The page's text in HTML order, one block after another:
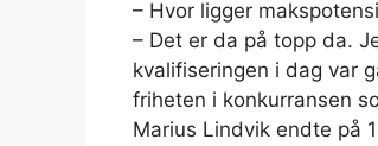
– Hvor ligger
– Det er da på topp da.
kvalifiseringen i dag var
friheten i konkurransen
Marius Lindvik endte på